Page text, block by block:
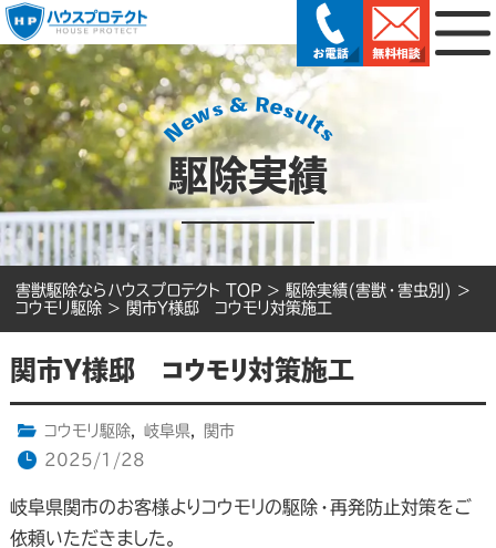
駆除実績
害獣駆除ならハウスプロテクト TOP > 駆除実績(害獣・害虫別) >
コウモリ駆除 > 関市Y様邸 コウモリ対策施工
関市Y様邸 コウモリ対策施工
コウモリ駆除, 岐阜県,
関市
2025/1/28
岐阜県関市のお客様よりコウモリの駆除・再発防止対策をご
依頼いただきました。